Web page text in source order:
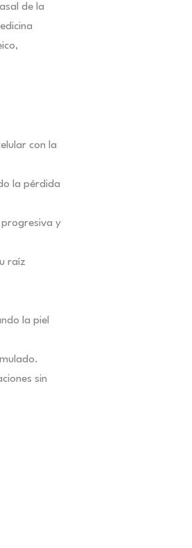
de la
con la
la pérdida
y
raíz
la piel
sin